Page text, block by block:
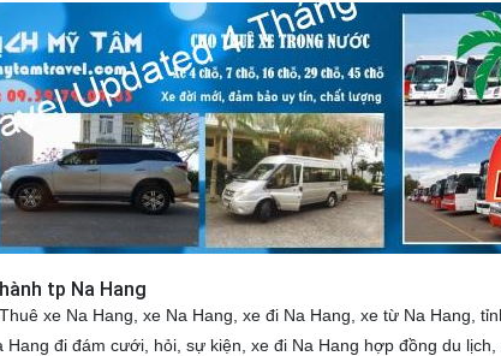
tp Na Hang
xe Na Hang, xe Na Hang, xe đi Na Hang, xe từ Na Hang,
Hang đi đám cưới, hỏi, sự kiện, xe đi Na Hang hợp đồng du